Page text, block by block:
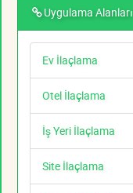
Uygulama Alanları
Ev İlaçlama
Otel İlaçlama
İş Yeri İlaçlama
Site İlaçlama